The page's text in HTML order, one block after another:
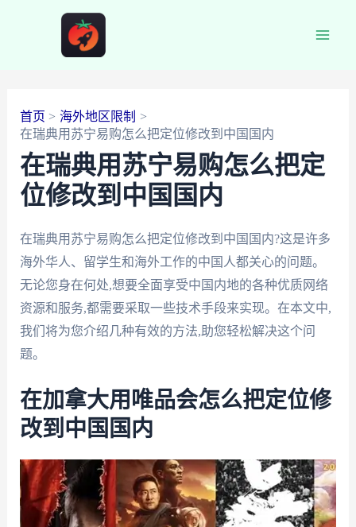
首页
海外地区限制
在瑞典用苏宁易购怎么把定位修改到中国国内
在瑞典用苏宁易购怎么把定
位修改到中国国内
在瑞典用苏宁易购怎么把定位修改到中国国内?这是许多
海外华人、留学生和海外工作的中国人都关心的问题。
无论您身在何处,想要全面享受中国内地的各种优质网络
资源和服务,都需要采取一些技术手段来实现。在本文中,
我们将为您介绍几种有效的方法,助您轻松解决这个问
题。
在加拿大用唯品会怎么把定位修
改到中国国内